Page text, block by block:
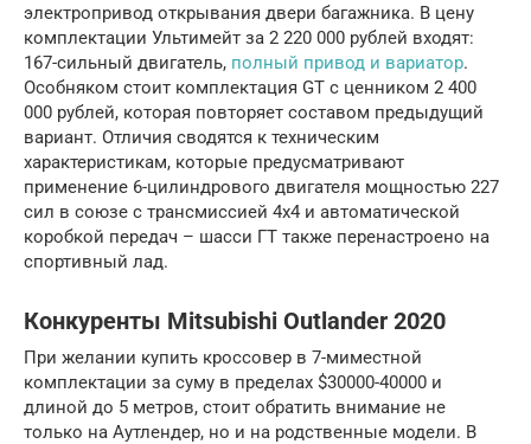
электропривод открывания двери багажника. В цену
комплектации Ультимейт за 2 220 000 рублей входят:
167-сильный двигатель, полный привод и вариатор.
Особняком стоит комплектация GT с ценником 2 400
000 рублей, которая повторяет составом предыдущий
вариант. Отличия сводятся к техническим
характеристикам, которые предусматривают
применение 6-цилиндрового двигателя мощностью 227
сил в союзе с трансмиссией 4х4 и автоматической
коробкой передач – шасси ГТ также перенастроено на
спортивный лад.
Конкуренты Mitsubishi Outlander 2020
При желании купить кроссовер в 7-миместной
комплектации за суму в пределах $30000-40000 и
длиной до 5 метров, стоит обратить внимание не
только на Аутлендер, но и на родственные модели. В